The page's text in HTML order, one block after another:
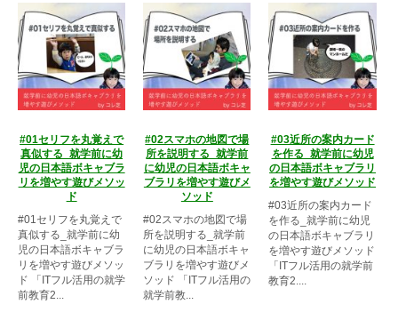
#01セリフを丸覚えで
真似する_就学前に幼
児の日本語ボキャブラ
リを増やす遊びメソッ
ド
#01セリフを丸覚えで
真似する_就学前に幼
児の日本語ボキャブラ
リを増やす遊びメソッ
ド 「ITフル活用の就学
前教育2...
#02スマホの地図で場
所を説明する_就学前
に幼児の日本語ボキャ
ブラリを増やす遊びメ
ソッド
#02スマホの地図で場
所を説明する_就学前
に幼児の日本語ボキャ
ブラリを増やす遊びメ
ソッド 「ITフル活用の
就学前教...
#03近所の案内カード
を作る_就学前に幼児
の日本語ボキャブラリ
を増やす遊びメソッド
#03近所の案内カード
を作る_就学前に幼児
の日本語ボキャブラリ
を増やす遊びメソッド
「ITフル活用の就学前
教育2....